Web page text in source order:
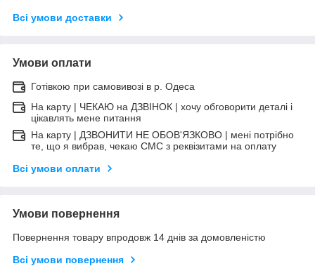
Всі умови доставки
Умови оплати
Готівкою при самовивозі в р. Одеса
На карту | ЧЕКАЮ на ДЗВІНОК | хочу обговорити деталі і
цікавлять мене питання
На карту | ДЗВОНИТИ НЕ ОБОВ'ЯЗКОВО | мені потрібно
те, що я вибрав, чекаю СМС з реквізитами на оплату
Всі умови оплати
Умови повернення
Повернення товару впродовж 14 днів за домовленістю
Всі умови повернення